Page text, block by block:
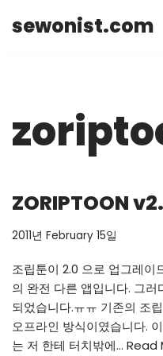
sewonist.com
ZORIPTOON
2011년 February 15일
조립툰이 2.0 으로 업그레이
의 완전 다른 앱입니다. 그
되었습니다.ㅠㅠ 기존의 조
오프라인 방식이였습니다.
는 저 한테 터치밖에… Read